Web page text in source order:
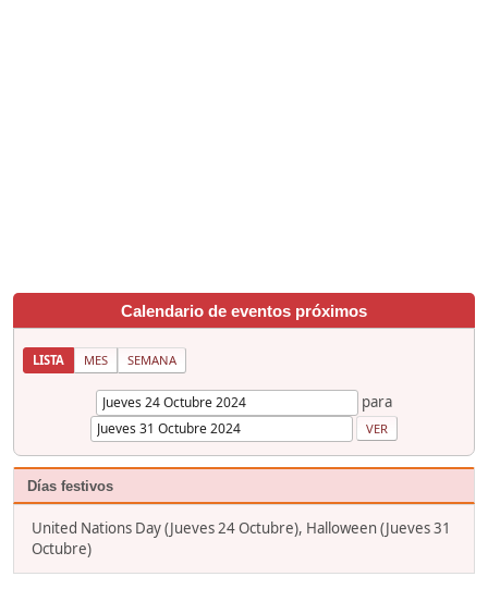
Calendario de eventos próximos
LISTA MES SEMANA
para
Días festivos
United Nations Day (Jueves 24 Octubre), Halloween (Jueves 31
Octubre)